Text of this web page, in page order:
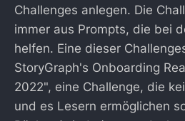
Challenges anlegen. Die
immer aus Prompts, die bei
helfen. Eine dieser
StoryGraph's Onboarding
2022", eine Challenge, die
und es Lesern ermöglichen